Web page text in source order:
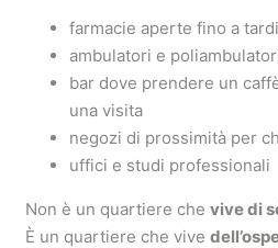
farmacie aperte fino a tardi
ambulatori e
bar dove prendere un
una visita
negozi di prossimità per
uffici e studi professionali
Non è un quartiere che vive di
È un quartiere che vive